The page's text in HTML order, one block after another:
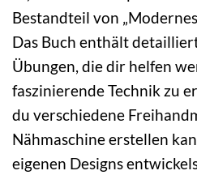
Bestandteil von
Das Buch enthält
Übungen, die dir helfen
faszinierende Technik zu
du verschiedene
Nähmaschine erstellen
eigenen Designs